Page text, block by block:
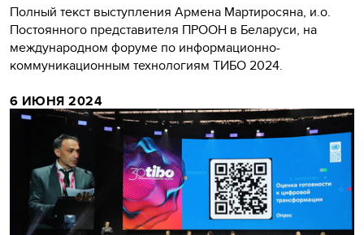
Полный текст выступления Армена Мартиросяна, и.о.
Постоянного представителя ПРООН в Беларуси, на
международном форуме по информационно-
коммуникационным технологиям ТИБО 2024.
6 ИЮНЯ 2024